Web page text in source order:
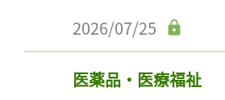
2026/07/25
医薬品・医療福祉
記事をお
ロ